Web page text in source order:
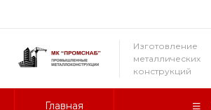
Изготовление
металлических
конструкций
Главная